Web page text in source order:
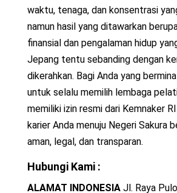
waktu, tenaga, dan konsentrasi
namun hasil yang ditawarkan
finansial dan pengalaman hidup
Jepang tentu sebanding dengan
dikerahkan. Bagi Anda yang
untuk selalu memilih lembaga
memiliki izin resmi dari Kemnaker
karier Anda menuju Negeri Sakura
aman, legal, dan transparan.
Hubungi Kami :
ALAMAT INDONESIAJl. Raya